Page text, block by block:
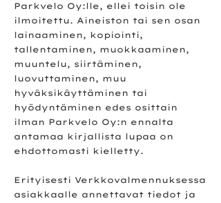
Parkvelo Oy:lle, ellei toisin ole
ilmoitettu. Aineiston tai sen osan
lainaaminen, kopiointi,
tallentaminen, muokkaaminen,
muuntelu, siirtäminen,
luovuttaminen, muu
hyväksikäyttäminen tai
hyödyntäminen edes osittain
ilman Parkvelo Oy:n ennalta
antamaa kirjallista lupaa on
ehdottomasti kielletty.
Erityisesti Verkkovalmennuksessa
asiakkaalle annettavat tiedot ja